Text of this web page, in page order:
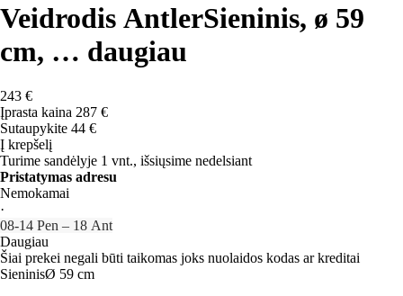
Veidrodis AntlerSieninis, ø 59
cm, … daugiau
243 €
Įprasta kaina 287 €
Sutaupykite 44 €
Į krepšelį
Turime sandėlyje 1 vnt., išsiųsime nedelsiant
Pristatymas adresu
Nemokamai
·
08‑14 Pen – 18 Ant
Daugiau
Šiai prekei negali būti taikomas joks nuolaidos kodas ar kreditai
SieninisØ 59 cm